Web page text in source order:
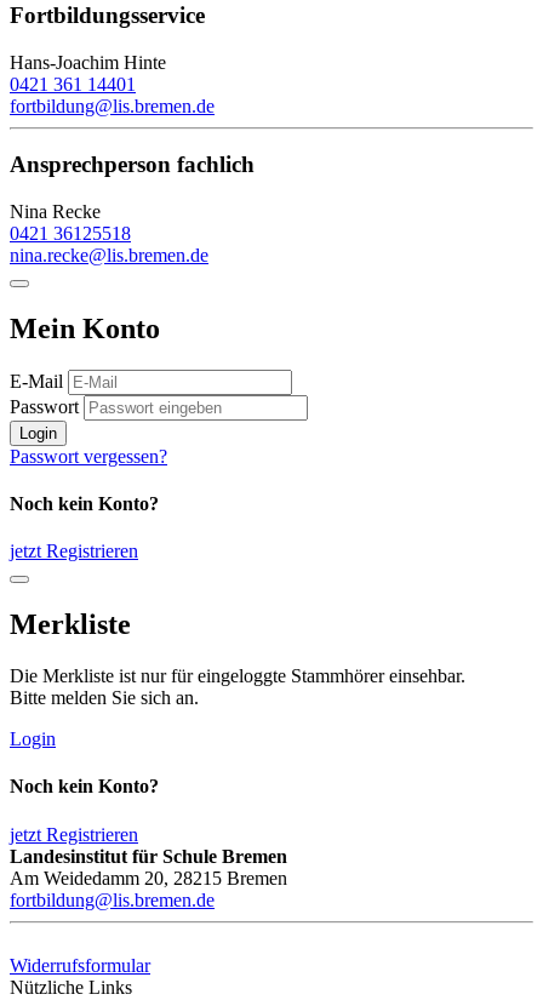
Fortbildungsservice
Hans-Joachim Hinte
0421 361 14401
fortbildung@lis.bremen.de
Ansprechperson fachlich
Nina Recke
0421 36125518
nina.recke@lis.bremen.de
Mein Konto
E-Mail
Passwort
Login
Passwort vergessen?
Noch kein Konto?
jetzt Registrieren
Merkliste
Die Merkliste ist nur für eingeloggte Stammhörer einsehbar.
Bitte melden Sie sich an.
Login
Noch kein Konto?
jetzt Registrieren
Landesinstitut für Schule Bremen
Am Weidedamm 20, 28215 Bremen
fortbildung@lis.bremen.de
Widerrufsformular
Nützliche Links